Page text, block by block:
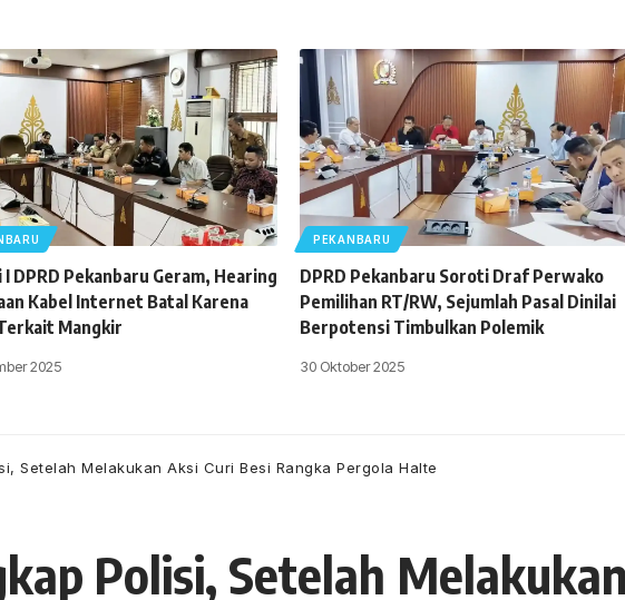
I DPRD Pekanbaru Geram, Hearing
Kabel Internet Batal Karena
Mangkir
2025
PEKANBARU
DPRD Pekanbaru Soroti Draf Perwako
Pemilihan RT/RW, Sejumlah Pasal Dinilai
Berpotensi Timbulkan Polemik
30 Oktober 2025
Setelah Melakukan Aksi Curi Besi Rangka Pergola Halte
Polisi, Setelah